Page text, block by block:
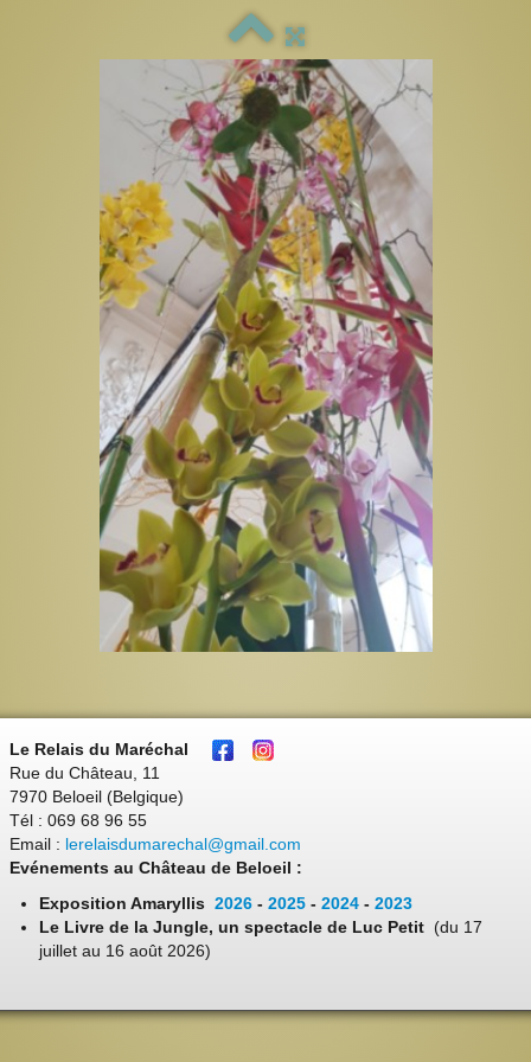
Le Relais du Maréchal
Rue du Château, 11
7970 Beloeil (Belgique)
Tél : 069 68 96 55
Email : lerelaisdumarechal@gmail.com
Evénements au Château de Beloeil :
Exposition Amaryllis 2026 - 2025 - 2024 - 2023
Le Livre de la Jungle, un spectacle de Luc Petit (du 17
juillet au 16 août 2026)